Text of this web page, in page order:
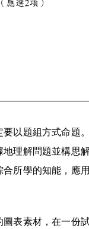
以題組方式命題
理解問題並構思
所學的知能，應
表素材，在一份